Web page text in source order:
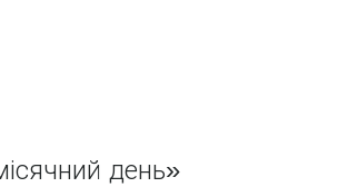
день»